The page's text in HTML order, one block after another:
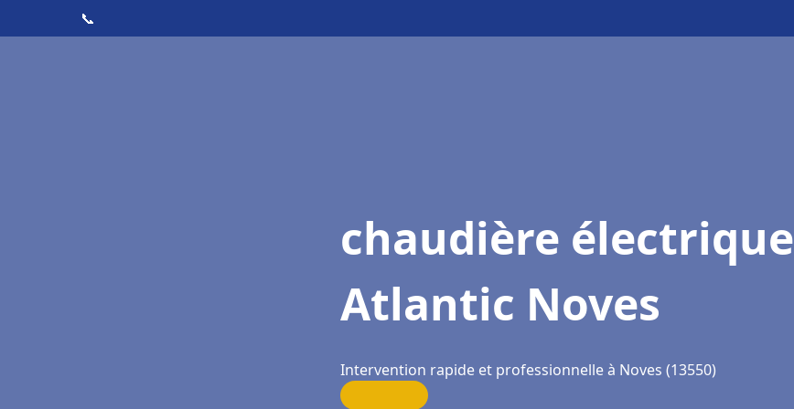
📞
chaudière électrique
Atlantic Noves
Intervention rapide et professionnelle à Noves (13550)